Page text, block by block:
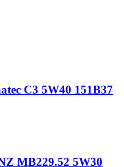
C3 5W40 151B37
MB229.52 5W30